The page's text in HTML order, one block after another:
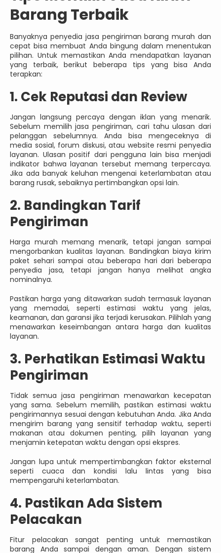
Barang Terbaik
Banyaknya penyedia jasa pengiriman barang murah dan
cepat bisa membuat Anda bingung dalam menentukan
pilihan. Untuk memastikan Anda mendapatkan layanan
yang terbaik, berikut beberapa tips yang bisa Anda
terapkan:
1. Cek Reputasi dan Review
Jangan langsung percaya dengan iklan yang menarik.
Sebelum memilih jasa pengiriman, cari tahu ulasan dari
pelanggan sebelumnya. Anda bisa mengeceknya di
media sosial, forum diskusi, atau website resmi penyedia
layanan. Ulasan positif dari pengguna lain bisa menjadi
indikator bahwa layanan tersebut memang terpercaya.
Jika ada banyak keluhan mengenai keterlambatan atau
barang rusak, sebaiknya pertimbangkan opsi lain.
2. Bandingkan Tarif
Pengiriman
Harga murah memang menarik, tetapi jangan sampai
mengorbankan kualitas layanan. Bandingkan biaya kirim
paket sehari sampai atau beberapa hari dari beberapa
penyedia jasa, tetapi jangan hanya melihat angka
nominalnya.
Pastikan harga yang ditawarkan sudah termasuk layanan
yang memadai, seperti estimasi waktu yang jelas,
keamanan, dan garansi jika terjadi kerusakan. Pilihlah yang
menawarkan keseimbangan antara harga dan kualitas
layanan.
3. Perhatikan Estimasi Waktu
Pengiriman
Tidak semua jasa pengiriman menawarkan kecepatan
yang sama. Sebelum memilih, pastikan estimasi waktu
pengirimannya sesuai dengan kebutuhan Anda. Jika Anda
mengirim barang yang sensitif terhadap waktu, seperti
makanan atau dokumen penting, pilih layanan yang
menjamin ketepatan waktu dengan opsi ekspres.
Jangan lupa untuk mempertimbangkan faktor eksternal
seperti cuaca dan kondisi lalu lintas yang bisa
mempengaruhi keterlambatan.
4. Pastikan Ada Sistem
Pelacakan
Fitur pelacakan sangat penting untuk memastikan
barang Anda sampai dengan aman. Dengan sistem